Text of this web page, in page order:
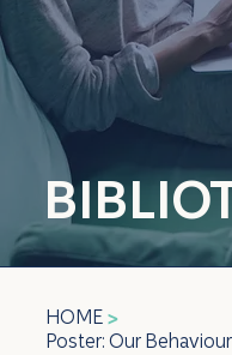
HOME>
Poster: Our